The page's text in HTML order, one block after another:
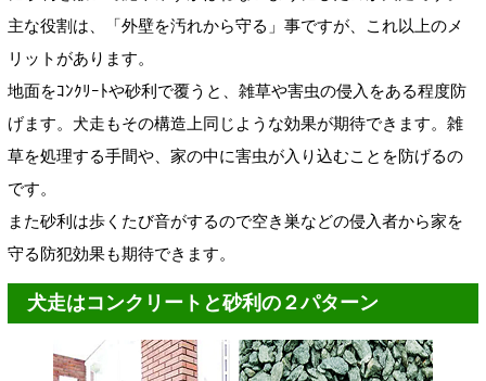
主な役割は、「外壁を汚れから守る」事ですが、これ以上のメ
リットがあります。
地面をｺﾝｸﾘｰﾄや砂利で覆うと、雑草や害虫の侵入をある程度防
げます。犬走もその構造上同じような効果が期待できます。雑
草を処理する手間や、家の中に害虫が入り込むことを防げるの
です。
また砂利は歩くたび音がするので空き巣などの侵入者から家を
守る防犯効果も期待できます。
犬走はコンクリートと砂利の２パターン